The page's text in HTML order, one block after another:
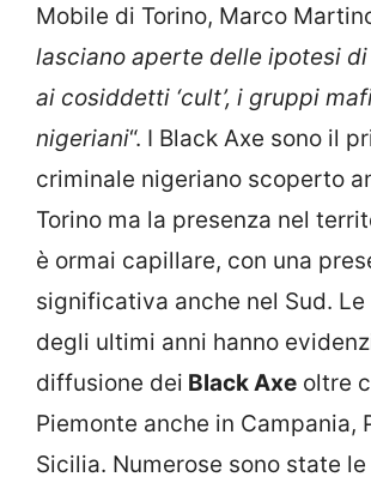
Mobile di Torino, Marco
lasciano aperte delle ipotesi
ai cosiddetti ‘cult’, i gruppi
nigeriani“. I Black Axe sono il
criminale nigeriano scoperto
Torino ma la presenza nel
è ormai capillare, con una
significativa anche nel Sud.
degli ultimi anni hanno
diffusione dei Black Axe oltre
Piemonte anche in Campania,
Sicilia. Numerose sono state